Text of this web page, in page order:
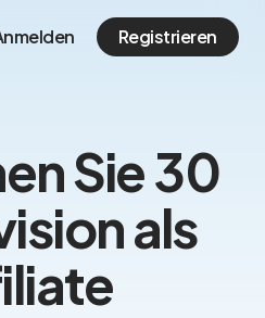
Registrieren
Sie 30
als